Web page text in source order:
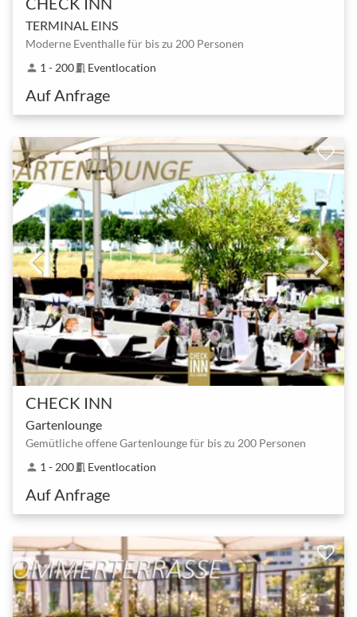
TERMINAL EINS
Moderne Eventhalle für bis zu 200 Personen
person 1 - 200meeting_room Eventlocation
Auf Anfrage
CHECK INN
Gartenlounge
Gemütliche offene Gartenlounge für bis zu 200 Personen
person 1 - 200meeting_room Eventlocation
Auf Anfrage